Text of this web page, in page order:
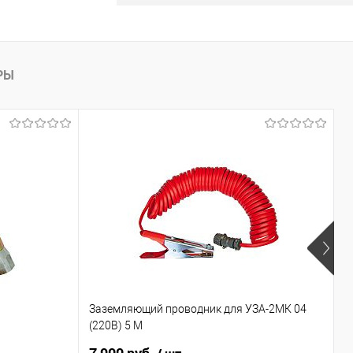
Купить
Сравнить
Заземляющий проводник для УЗА-2МК 04
(220В) 5 М